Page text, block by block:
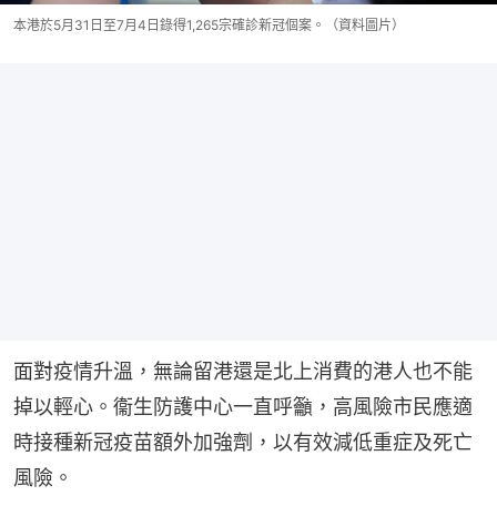
本港於5月31日至7月4日錄得1,265宗確診新冠個案。（資料圖片）
面對疫情升溫，無論留港還是北上消費的港人也不能
掉以輕心。衞生防護中心一直呼籲，高風險市民應適
時接種新冠疫苗額外加強劑，以有效減低重症及死亡
風險。